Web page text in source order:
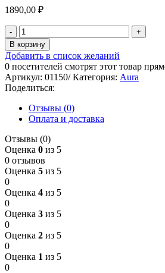
1890,00 ₽
В корзину
Добавить в список желаний
0 посетителей смотрят этот товар
Артикул: 01150/Категория: Aura
Поделиться:
Отзывы (0)
Оплата и доставка
Отзывы (0)
Оценка 0 из 5
0 отзывов
Оценка 5 из 5
0
Оценка 4 из 5
0
Оценка 3 из 5
0
Оценка 2 из 5
0
Оценка 1 из 5
0